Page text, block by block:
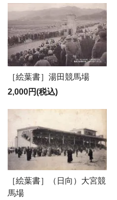
［絵葉書］湯田競馬場
2,000円(税込)
［絵葉書］（日向）大宮競
馬場